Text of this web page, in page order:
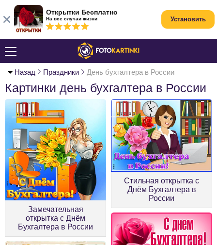
Назад Праздники День бухгалтера в России
Картинки день бухгалтера в России
Замечательная
открытка с Днём
Бухгалтера в России
Стильная открытка с
Днём Бухгалтера в
России
Открытки Бесплатно
На все случаи жизни Установить